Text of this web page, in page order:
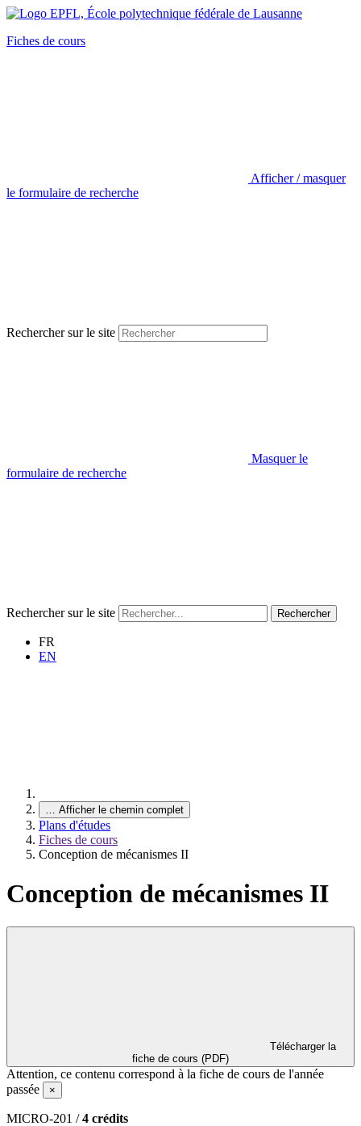
Fiches de cours
Afficher / masquer
le formulaire de recherche
Rechercher sur le site
Masquer le
formulaire de recherche
Rechercher sur le site Rechercher
FR
EN
… Afficher le chemin complet
Plans d'études
Fiches de cours
Conception de mécanismes II
Conception de mécanismes II
fiche de cours (PDF)
Attention, ce contenu correspond à la fiche de cours de l'année
passée
×
MICRO-201 /4 crédits